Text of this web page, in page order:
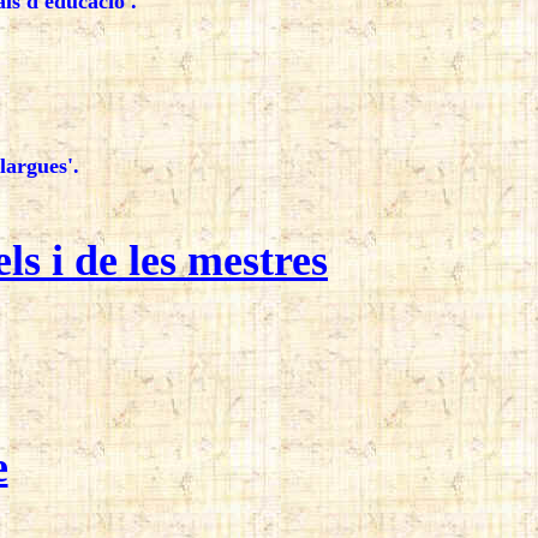
i de les mestres